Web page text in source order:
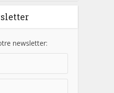
newsletter: